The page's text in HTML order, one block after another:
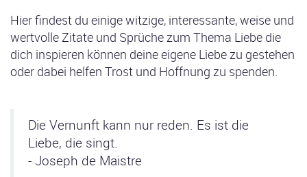
Hier findest du einige witzige, interessante, weise und
wertvolle Zitate und Sprüche zum Thema Liebe die
dich inspieren können deine eigene Liebe zu gestehen
oder dabei helfen Trost und Hoffnung zu spenden.
Die Vernunft kann nur reden. Es ist die
Liebe, die singt.​​​​​​​
- Joseph de Maistre